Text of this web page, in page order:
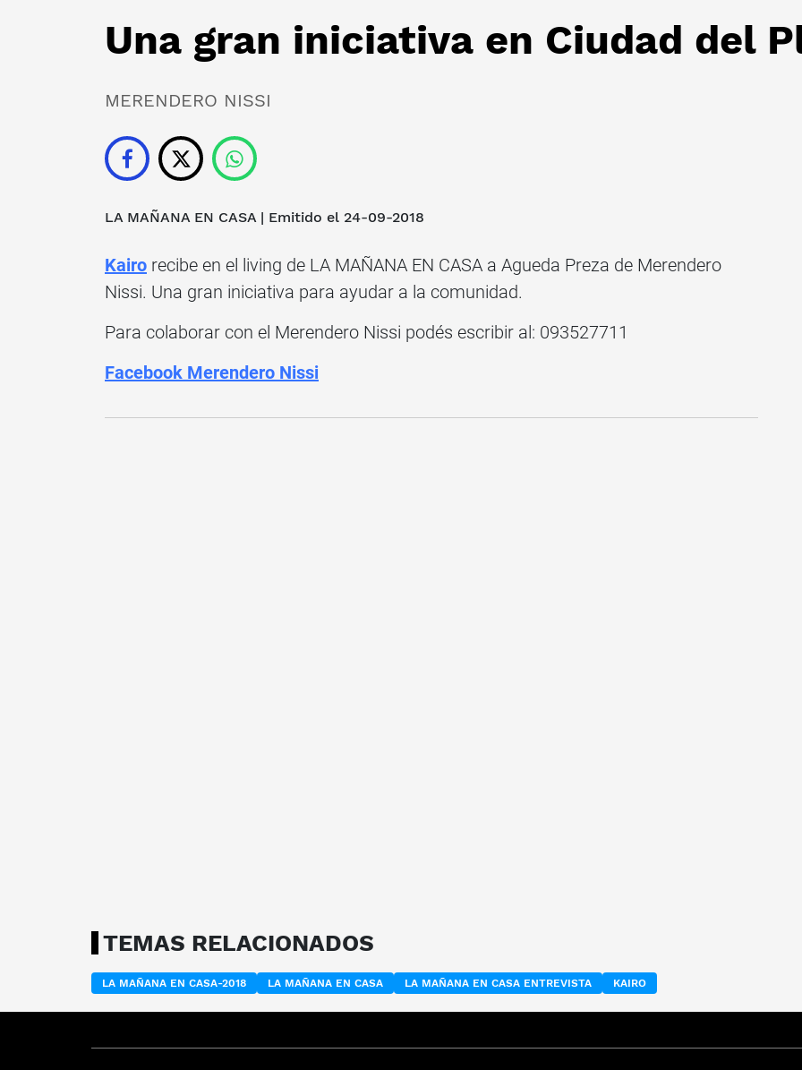
Una gran iniciativa en Ciudad del
MERENDERO NISSI
LA MAÑANA EN CASA | Emitido el 24-09-2018
Kairo recibe en el living de LA MAÑANA EN CASA a Agueda Preza de Merendero
Nissi. Una gran iniciativa para ayudar a la comunidad.
Para colaborar con el Merendero Nissi podés escribir al: 093527711
Facebook Merendero Nissi
TEMAS RELACIONADOS
LA MAÑANA EN CASA-2018 LA MAÑANA EN CASA LA MAÑANA EN CASA ENTREVISTA KAIRO